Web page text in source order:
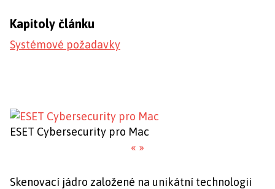
Kapitoly článku
Systémové požadavky
ESET Cybersecurity pro Mac
« »
Skenovací jádro založené na unikátní technologii